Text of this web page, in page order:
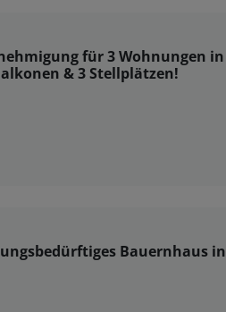
für 3 Wohnungen in
& 3 Stellplätzen!
Bauernhaus in